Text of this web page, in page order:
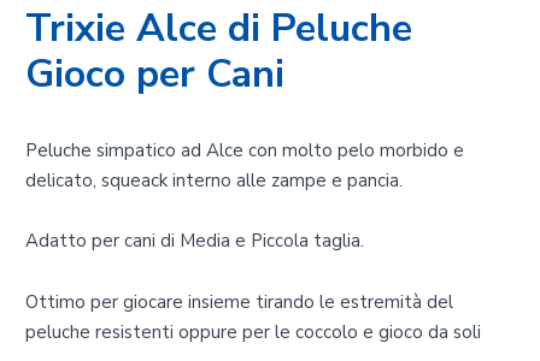
Trixie Alce di Peluche
Gioco per Cani
Peluche simpatico ad Alce con molto pelo morbido e
delicato, squeack interno alle zampe e pancia.
Adatto per cani di Media e Piccola taglia.
Ottimo per giocare insieme tirando le estremità del
peluche resistenti oppure per le coccolo e gioco da soli